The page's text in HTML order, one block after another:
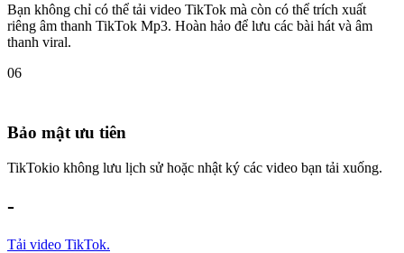
Bạn không chỉ có thể tải video TikTok mà còn có thể trích xuất
riêng âm thanh TikTok Mp3. Hoàn hảo để lưu các bài hát và âm
thanh viral.
06
Bảo mật ưu tiên
TikTokio không lưu lịch sử hoặc nhật ký các video bạn tải xuống.
-
Tải video TikTok.